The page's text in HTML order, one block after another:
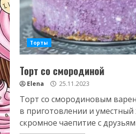
Торты
Торт со смородиной
Elena 25.11.2023
Торт со смородиновым
в приготовлении и уместный
скромное чаепитие с